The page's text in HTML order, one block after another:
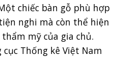
chiếc bàn gỗ phù hợp
nghi mà còn thể hiện
mỹ của gia chủ.
Thống kê Việt Nam